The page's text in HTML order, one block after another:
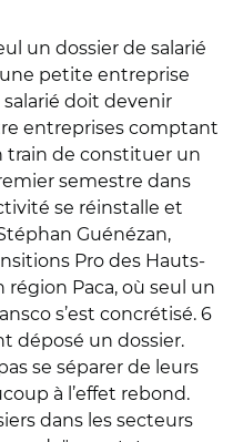
un dossier de salarié
petite entreprise
doit devenir
entreprises comptant
train de constituer un
semestre dans
se réinstalle et
Guénézan,
Pro des Hauts-
Paca, où seul un
s’est concrétisé. 6
déposé un dossier.
se séparer de leurs
à l’effet rebond.
dans les secteurs